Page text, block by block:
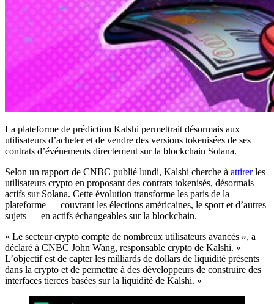
La plateforme de prédiction Kalshi permettrait désormais aux
utilisateurs d’acheter et de vendre des versions tokenisées de ses
contrats d’événements directement sur la blockchain Solana.
Selon un rapport de CNBC publié lundi, Kalshi cherche à attirerles
utilisateurs crypto en proposant des contrats tokenisés, désormais
actifs sur Solana. Cette évolution transforme les paris de la
plateforme — couvrant les élections américaines, le sport et d’autres
sujets — en actifs échangeables sur la blockchain.
« Le secteur crypto compte de nombreux utilisateurs avancés », a
déclaré à CNBC John Wang, responsable crypto de Kalshi. «
L’objectif est de capter les milliards de dollars de liquidité présents
dans la crypto et de permettre à des développeurs de construire des
interfaces tierces basées sur la liquidité de Kalshi. »